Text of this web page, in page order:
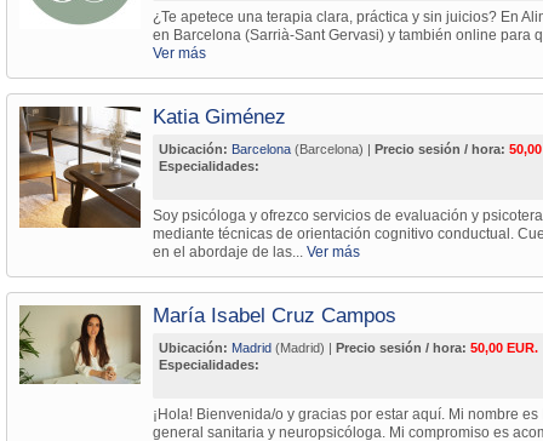
¿Te apetece una terapia clara, práctica y sin juicios? En
en Barcelona (Sarrià-Sant Gervasi) y también online para
Ver más
Katia Giménez
Ubicación: Barcelona (Barcelona) | Precio sesión / hora:
Especialidades:
Soy psicóloga y ofrezco servicios de evaluación y
mediante técnicas de orientación cognitivo conductual.
en el abordaje de las... Ver más
María Isabel Cruz Campos
Ubicación: Madrid (Madrid) | Precio sesión / hora: 50,00 EUR.
Especialidades:
¡Hola! Bienvenida/o y gracias por estar aquí. Mi nombre
general sanitaria y neuropsicóloga. Mi compromiso es